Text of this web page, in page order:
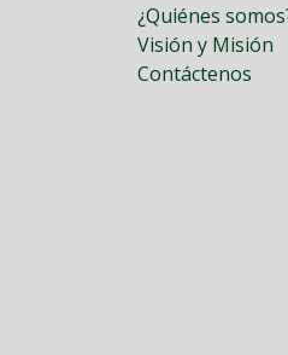
¿Quiénes
Visión y Misión
Contáctenos